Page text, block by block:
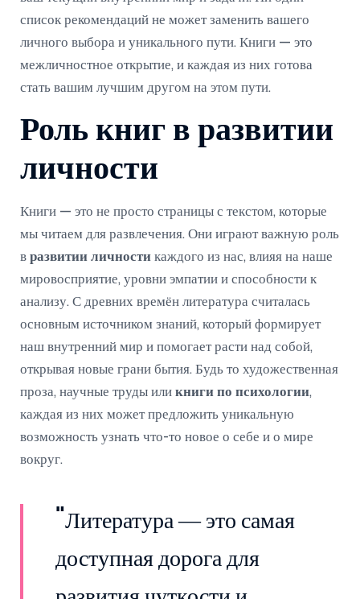
список рекомендаций не может заменить вашего
личного выбора и уникального пути. Книги — это
межличностное открытие, и каждая из них готова
стать вашим лучшим другом на этом пути.
Роль книг в развитии
личности
Книги — это не просто страницы с текстом, которые
мы читаем для развлечения. Они играют важную роль
в развитии личности каждого из нас, влияя на наше
мировосприятие, уровни эмпатии и способности к
анализу. С древних времён литература считалась
основным источником знаний, который формирует
наш внутренний мир и помогает расти над собой,
открывая новые грани бытия. Будь то художественная
проза, научные труды или книги по психологии,
каждая из них может предложить уникальную
возможность узнать что-то новое о себе и о мире
вокруг.
"Литература — это самая
доступная дорога для